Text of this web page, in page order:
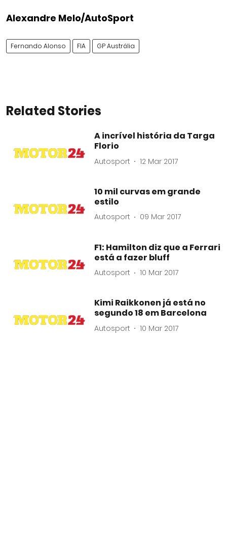
Alexandre Melo/AutoSport
Fernando Alonso FIA GP Austrália
Related Stories
A incrível história da Targa
Florio
Autosport 12 Mar 2017
10 mil curvas em grande
estilo
Autosport 09 Mar 2017
F1: Hamilton diz que a Ferrari
está a fazer bluff
Autosport 10 Mar 2017
Kimi Raikkonen já está no
segundo 18 em Barcelona
Autosport 10 Mar 2017